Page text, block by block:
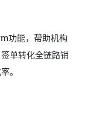
功能，帮助机构
单转化全链路销
。